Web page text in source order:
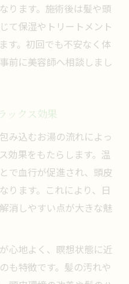
ります。施術後は髪や頭
て保湿やトリートメント
す。初回でも不安なく体
前に美容師へ相談しまし
ックス効果
み込むお湯の流れによっ
効果をもたらします。温
で血行が促進され、頭皮
ります。これにより、日
消しやすい点が大きな魅
心地よく、瞑想状態に近
も特徴です。髪の汚れや